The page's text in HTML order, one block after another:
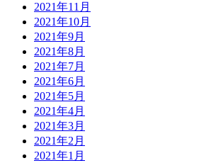
2021年11月
2021年10月
2021年9月
2021年8月
2021年7月
2021年6月
2021年5月
2021年4月
2021年3月
2021年2月
2021年1月